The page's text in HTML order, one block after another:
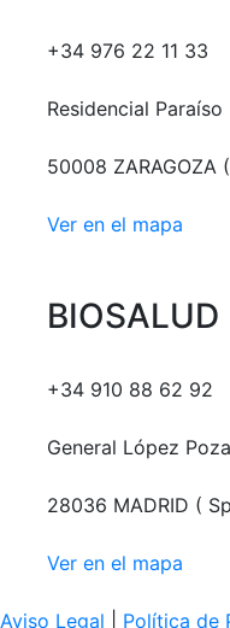
+34 976 22 11 33
Residencial Paraíso
50008 ZARAGOZA
Ver en el mapa
BIOSALUD
+34 910 88 62 92
General López
28036 MADRID (
Ver en el mapa
Aviso Legal Política de